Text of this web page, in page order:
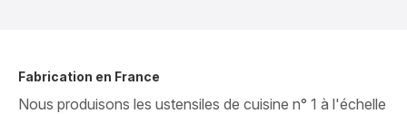
Fabrication en France
Nous produisons les ustensiles de cuisine n° 1 à l'échelle